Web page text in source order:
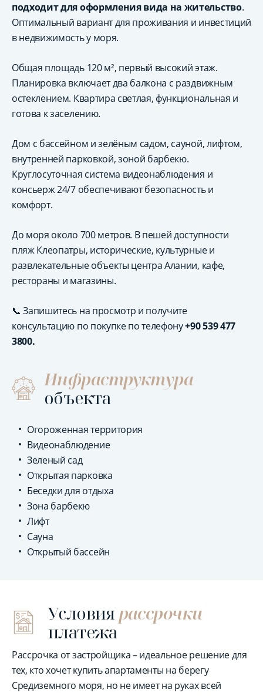
подходит для оформления вида на жительство.
Оптимальный вариант для проживания и инвестиций
в недвижимость у моря.
Общая площадь 120 м², первый высокий этаж.
Планировка включает два балкона с раздвижным
остеклением. Квартира светлая, функциональная и
готова к заселению.
Дом с бассейном и зелёным садом, сауной, лифтом,
внутренней парковкой, зоной барбекю.
Круглосуточная система видеонаблюдения и
консьерж 24/7 обеспечивают безопасность и
комфорт.
До моря около 700 метров. В пешей доступности
пляж Клеопатры, исторические, культурные и
развлекательные объекты центра Алании, кафе,
рестораны и магазины.
📞 Запишитесь на просмотр и получите
консультацию по покупке по телефону+90 539 477
3800.
Инфраструктура
объекта
Огороженная территория
Видеонаблюдение
Зеленый сад
Открытая парковка
Беседки для отдыха
Зона барбекю
Лифт
Сауна
Открытый бассейн
Условиярассрочки
платежа
Рассрочка от застройщика – идеальное решение для
тех, кто хочет купить апартаменты на берегу
Средиземного моря, но не имеет на руках всей